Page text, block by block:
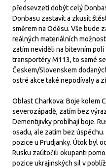
předsevzetí dobýt celý
Donbasu zastavit a zkusit
směrem na Oděsu. Vše bude
reálných materiálních
zatím neviděli na bitevním
transportéry M113, to samé
Českem/Slovenskem
ostré akce také nepodívaly a
Oblast Charkova: Boje kolem
severozápadě, zatím bez
Dementijivky probíhají boje.
osadu, ale zatím bez
pozice u Prudjanky. Útok byl
Rusku zaútočili okupanti
pozice ukrajinských sil v